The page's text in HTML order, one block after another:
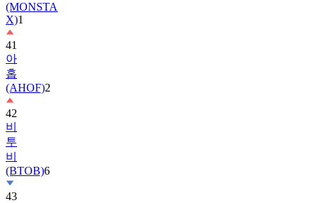
(MONSTA
X)1
41
아
홉
(AHOF)2
42
비
투
비
(BTOB)6
43